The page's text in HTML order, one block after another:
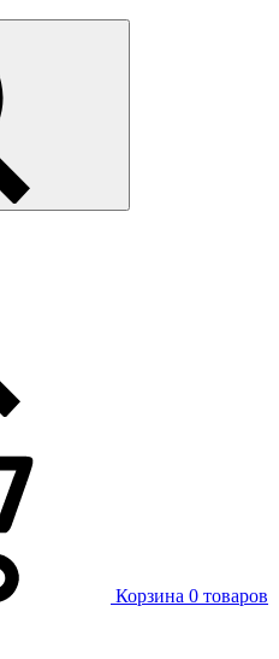
Корзина 0 товаров